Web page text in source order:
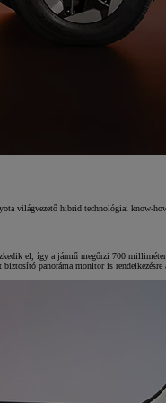
világvezető hibrid technológiai know-
el, így a jármű megőrzi 700
panoráma monitor is